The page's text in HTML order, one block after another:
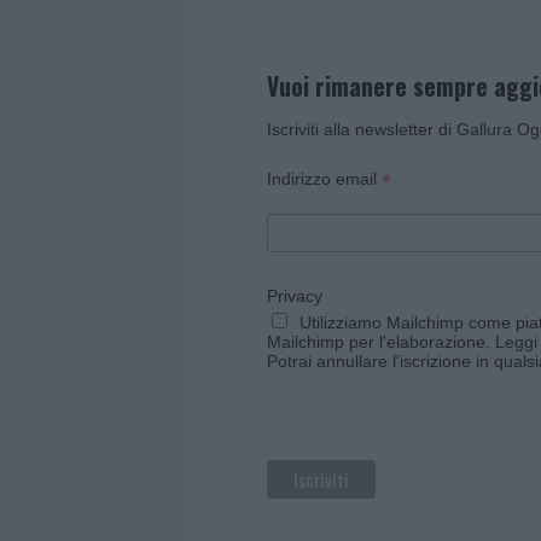
Vuoi rimanere sempre
Iscriviti alla newsletter di Gallura
Indirizzo email *
Privacy
Utilizziamo Mailchimp come
Mailchimp per l'elaborazione.
Potrai annullare l'iscrizione in